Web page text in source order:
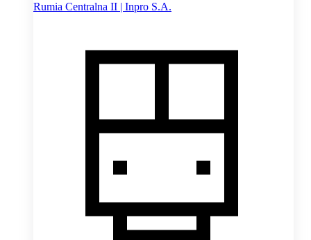
Rumia Centralna II | Inpro S.A.